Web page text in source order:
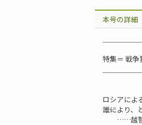
本号の詳細
特集＝ 戦争
ロシアによ
――誰により
……越智